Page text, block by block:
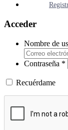
Acceder
Nombre de
Contraseña *
Recuérdame